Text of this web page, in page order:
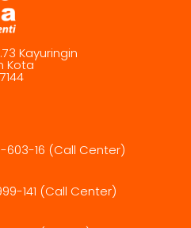
Kayuringin
Kota
603-16 (Call Center)
141 (Call Center)